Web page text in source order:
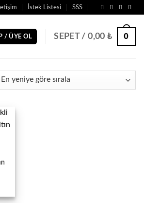
İstek Listesi SSS
/ ÜYE OL SEPET /0,00 ₺ 0